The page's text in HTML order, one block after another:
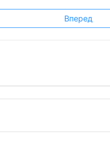
Вперед